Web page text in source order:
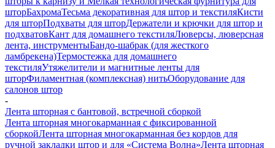
шторБахромаТесьма декоративная для штор и текстиляКисти
для шторПодхваты для шторДержатели и крючки для штор и
подхватовКант для домашнего текстиляЛюверсы, люверсная
лента, инструментыБандо-шабрак (для жесткого
ламбрекена)Термостежка для домашнего
текстиляУтяжелители и магнитные ленты для
шторФиламентная (комплексная) нитьОборудование для
салонов штор
-
Лента шторная с бантовой, встречной сборкой
Лента шторная многокарманная с фиксированной
сборкойЛента шторная многокарманная без кордов для
ручной закладки штор и для «Система Волна»Лента шторная